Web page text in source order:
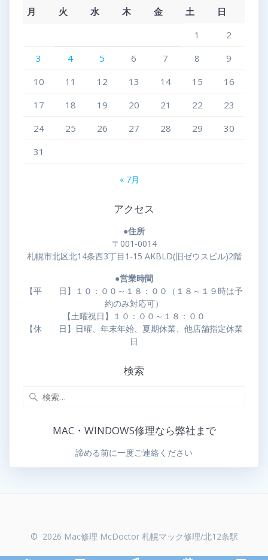
月 火 水 木 金 土
日
1
2
3
4 5 6 7 8
9
10
11 12 13 14 15
16
17
18 19 20 21 22
23
24
25 26 27 28 29
30
31
« 7月
アクセス
●住所
〒001-0014
札幌市北区北14条西3丁目1-15 AKBLD(旧ゼウスビル)2階
●営業時間
【平 日】１０：００～１８：００（１８～１９時は予
約のみ対応可）
【土曜祝日】１０：００～１８：００
【休 日】日曜、年末年始、夏期休業、他店舗指定休業
日
検索
MAC・WINDOWS修理なら弊社まで
諦める前に一度ご連絡ください
© 2026 Mac修理 McDoctor 札幌マック修理/北12条駅